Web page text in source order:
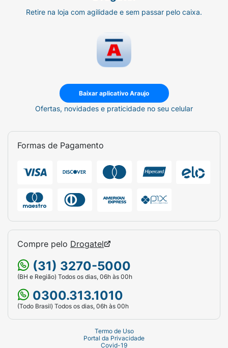
Retire na loja com agilidade e sem passar pelo caixa.
Baixar aplicativo Araujo
Ofertas, novidades e praticidade no seu celular
Formas de Pagamento
Compre pelo Drogatel
(31) 3270-5000
(BH e Região) Todos os dias, 06h às 00h
0300.313.1010
(Todo Brasil) Todos os dias, 06h às 00h
Termo de Uso
Portal da Privacidade
Covid-19